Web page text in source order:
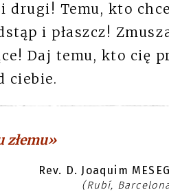
drugi! Temu, kto chce
i płaszcz!
Daj temu, kto cię
ciebie.
złemu»
Rev. D. Joaquim
(Rubí,